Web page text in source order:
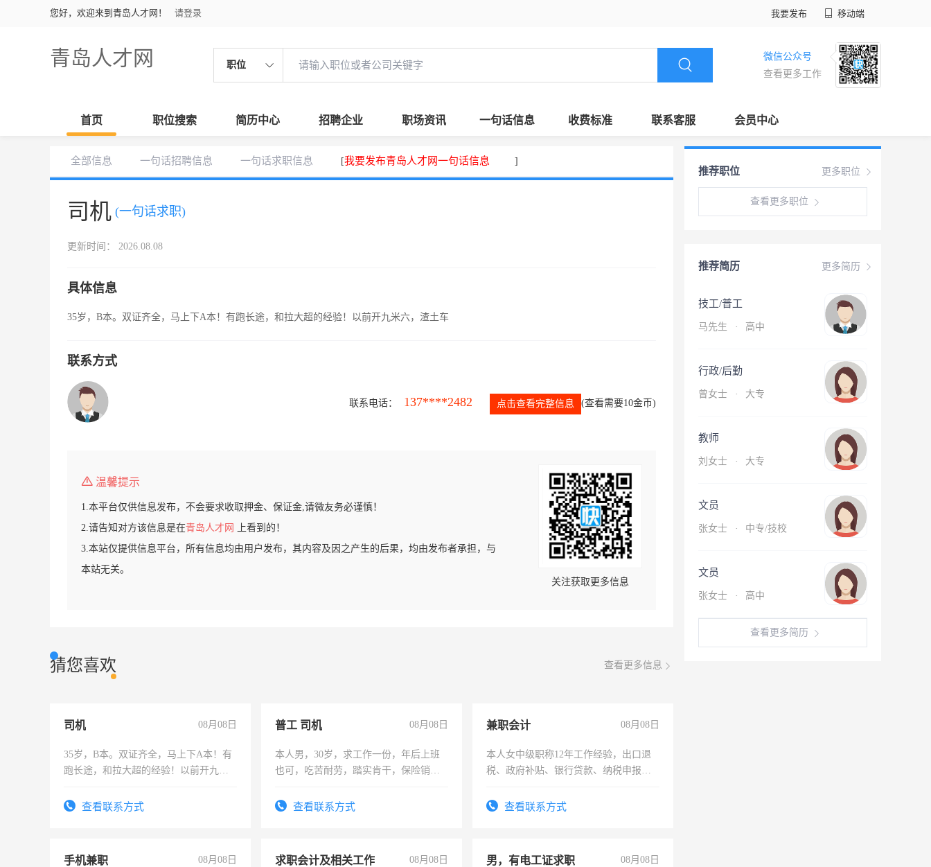
您好，欢迎来到青岛人才网！ 请登录 我要发布 移动端
青岛人才网 职位
微信公众号
查看更多工作
首页 职位搜索 简历中心 招聘企业 职场资讯 一句话信息 收费标准 联系客服 会员中心
全部信息 一句话招聘信息 一句话求职信息 [我要发布青岛人才网一句话信息 ]
司机 (一句话求职)
更新时间： 2026.08.08
具体信息
35岁，B本。双证齐全，马上下A本！有跑长途，和拉大超的经验！以前开九米六，渣土车
联系方式
联系电话： 137****2482 点击查看完整信息 (查看需要10金币)
温馨提示
1.本平台仅供信息发布，不会要求收取押金、保证金,请微友务必谨慎！
2.请告知对方该信息是在青岛人才网
上看到的！
3.本站仅提供信息平台，所有信息均由用户发布，其内容及因之产生的后果，均由发布者承担，与
本站无关。
关注获取更多信息
猜您喜欢 查看更多信息
司机 08月08日
35岁，B本。双证齐全，马上下A本！有
跑长途，和拉大超的经验！以前开九米
查看联系方式
普工 司机 08月08日
本人男，30岁，求工作一份，年后上班
也可，吃苦耐劳，踏实肯干，保险销售
查看联系方式
兼职会计 08月08日
本人女中级职称12年工作经验，出口退
税、政府补贴、银行贷款、纳税申报、
务，财务咨询等业务。欲求兼职会计工
查看联系方式
手机兼职 08月08日 求职会计及相关工作 08月08日 男，有电工证求职 08月08日
更多职位
推荐职位
查看更多职位
更多简历
推荐简历
技工/普工
马先生 · 高中
行政/后勤
曾女士 · 大专
教师
刘女士 · 大专
文员
张女士 · 中专/技校
文员
张女士 · 高中
查看更多简历